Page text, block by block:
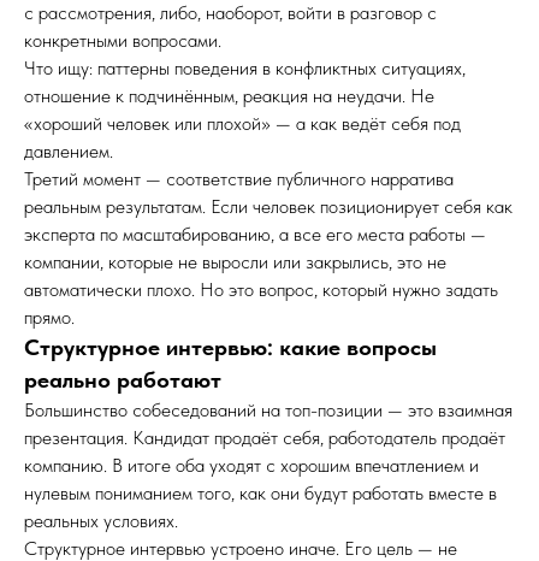
с рассмотрения, либо, наоборот, войти в разговор с
конкретными вопросами.
Что ищу: паттерны поведения в конфликтных ситуациях,
отношение к подчинённым, реакция на неудачи. Не
«хороший человек или плохой» — а как ведёт себя под
давлением.
Третий момент — соответствие публичного нарратива
реальным результатам. Если человек позиционирует себя как
эксперта по масштабированию, а все его места работы —
компании, которые не выросли или закрылись, это не
автоматически плохо. Но это вопрос, который нужно задать
прямо.
Структурное интервью: какие вопросы
реально работают
Большинство собеседований на топ-позиции — это взаимная
презентация. Кандидат продаёт себя, работодатель продаёт
компанию. В итоге оба уходят с хорошим впечатлением и
нулевым пониманием того, как они будут работать вместе в
реальных условиях.
Структурное интервью устроено иначе. Его цель — не